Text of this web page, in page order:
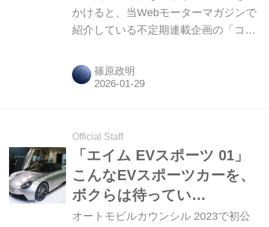
かけると、当Webモーターマガジンで
紹介している不定期連載企画の「コレ
何？」で紹介するクルマは、どうやら
日本ではコレ1台しか棲息していない
篠原政明
Official Staff
「エイム EVスポーツ 01」
こんなEVスポーツカーを、
ボクらは待ってい
た！・・・のかもしれない
オートモビルカウンシル 2023で初公